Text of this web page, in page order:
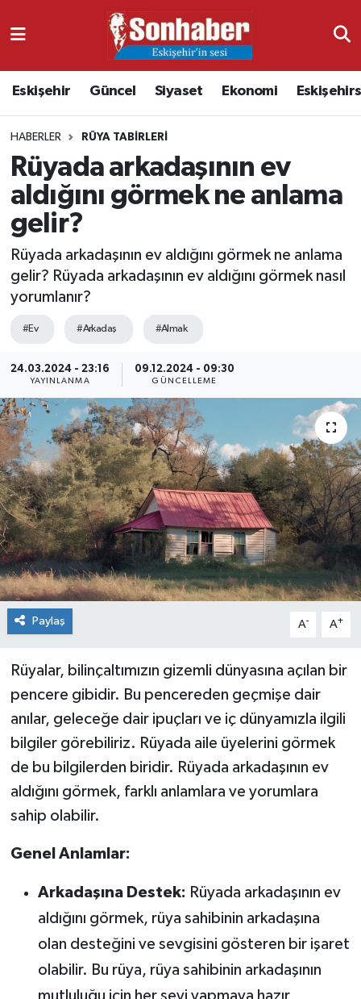
Eskişehir Güncel Siyaset Ekonomi
HABERLER RÜYA TABIRLERI
Rüyada arkadaşının ev
aldığını görmek ne anlama
gelir?
Rüyada arkadaşının ev aldığını görmek ne anlama
gelir? Rüyada arkadaşının ev aldığını görmek nasıl
yorumlanır?
#Ev #Arkadaş #Almak
24.03.2024 - 23:16
YAYINLANMA
09.12.2024 - 09:30
GÜNCELLEME
Paylaş A- A+
Rüyalar, bilinçaltımızın gizemli dünyasına açılan bir
pencere gibidir. Bu pencereden geçmişe dair
anılar, geleceğe dair ipuçları ve iç dünyamızla ilgili
bilgiler görebiliriz. Rüyada aile üyelerini görmek
de bu bilgilerden biridir. Rüyada arkadaşının ev
aldığını görmek, farklı anlamlara ve yorumlara
sahip olabilir.
Genel Anlamlar:
Arkadaşına Destek: Rüyada arkadaşının ev
aldığını görmek, rüya sahibinin arkadaşına
olan desteğini ve sevgisini gösteren bir işaret
olabilir. Bu rüya, rüya sahibinin arkadaşının
mutluluğu için her şeyi yapmaya hazır
Ekonomi
Güncel
Kültür & Sanat
Magazin
Spor
Nöbetçi Eczaneler
Namaz Vakitleri
Trafik Durumu
Süper Lig Puan Durumu ve Fikstür
Tüm Manşetler